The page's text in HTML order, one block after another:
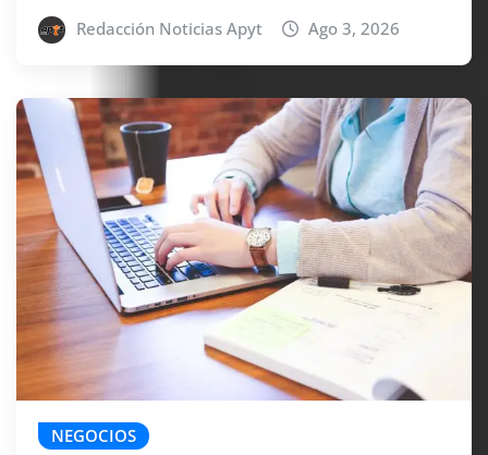
Redacción Noticias Apyt Ago 3, 2026
NEGOCIOS